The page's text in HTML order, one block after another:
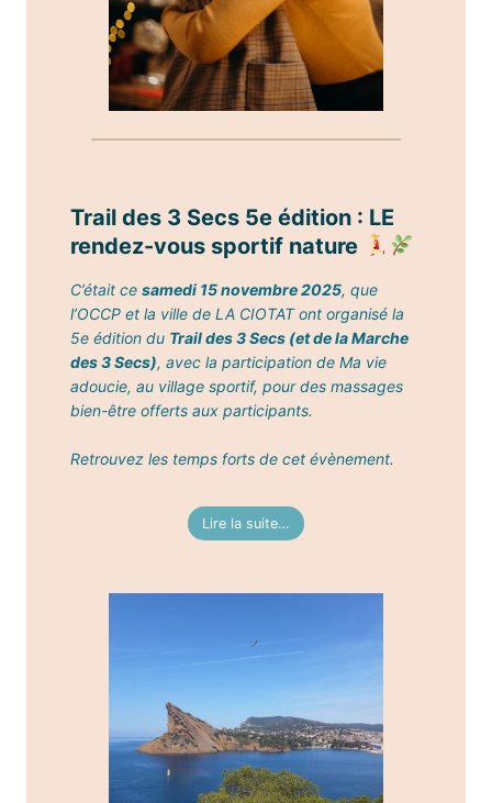
Trail des 3 Secs 5e édition : LE
rendez-vous sportif nature
C’était ce samedi 15 novembre 2025, que
l’OCCP et la ville de LA CIOTAT ont organisé la
5e édition du Trail des 3 Secs (et de la Marche
des 3 Secs), avec la participation de Ma vie
adoucie, au village sportif, pour des massages
bien-être offerts aux participants.
Retrouvez les temps forts de cet évènement.
Lire la suite…